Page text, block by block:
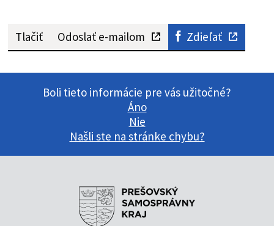
Tlačiť Odoslať e-mailom Zdieľať
Boli tieto informácie pre vás užitočné?
Áno
Nie
Našli ste na stránke chybu?